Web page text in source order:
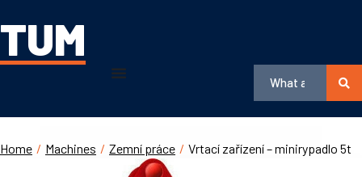
TUM
Home / Machines / Zemní práce / Vrtací zařízení – minirypadlo 5t